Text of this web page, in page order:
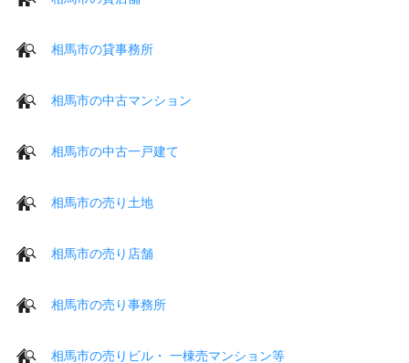
相馬市の貸事務所
相馬市の中古マンション
相馬市の中古一戸建て
相馬市の売り土地
相馬市の売り店舗
相馬市の売り事務所
相馬市の売りビル・ 一棟売マンション等